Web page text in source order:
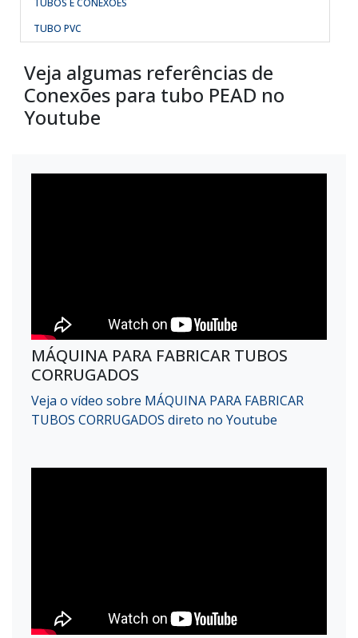
TUBOS E CONEXÕES
TUBO PVC
Veja algumas referências de
Conexões para tubo PEAD no
Youtube
MÁQUINA PARA FABRICAR TUBOS
CORRUGADOS
Veja o vídeo sobre MÁQUINA PARA FABRICAR
TUBOS CORRUGADOS direto no Youtube